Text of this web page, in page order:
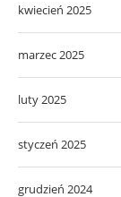
kwiecień 2025
marzec 2025
luty 2025
styczeń 2025
grudzień 2024